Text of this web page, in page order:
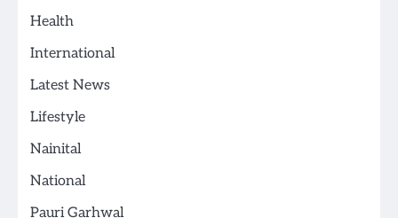
Health
International
Latest News
Lifestyle
Nainital
National
Pauri Garhwal